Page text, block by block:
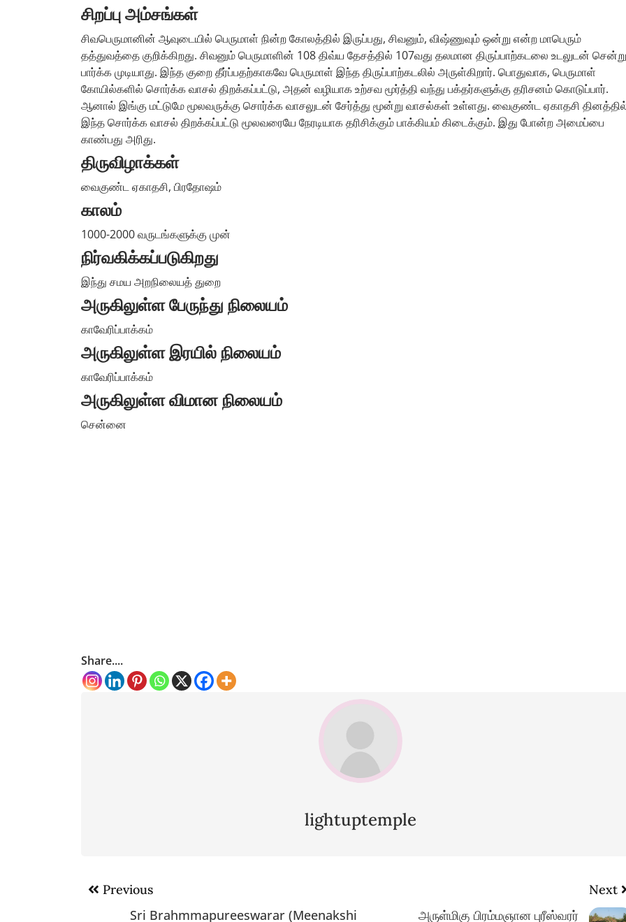
சிறப்பு அம்சங்கள்
சிவபெருமானின் ஆவுடையில் பெருமாள் நின்ற கோலத்தில் இருப்பது, சிவனும், விஷ்ணுவும் ஒன்று என்ற மாபெரும்
தத்துவத்தை குறிக்கிறது. சிவனும் பெருமாளின் 108 திவ்ய தேசத்தில் 107வது தலமான திருப்பாற்கடலை உடலுடன் சென்று
பார்க்க முடியாது. இந்த குறை தீர்ப்பதற்காகவே பெருமாள் இந்த திருப்பாற்கடலில் அருள்கிறார். பொதுவாக, பெருமாள்
கோயில்களில் சொர்க்க வாசல் திறக்கப்பட்டு, அதன் வழியாக உற்சவ மூர்த்தி வந்து பக்தர்களுக்கு தரிசனம் கொடுப்பார்.
ஆனால் இங்கு மட்டுமே மூலவருக்கு சொர்க்க வாசலுடன் சேர்த்து மூன்று வாசல்கள் உள்ளது. வைகுண்ட ஏகாதசி
இந்த சொர்க்க வாசல் திறக்கப்பட்டு மூலவரையே நேரடியாக தரிசிக்கும் பாக்கியம் கிடைக்கும். இது போன்ற அமைப்பை
காண்பது அரிது.
திருவிழாக்கள்
வைகுண்ட ஏகாதசி, பிரதோஷம்
காலம்
1000-2000 வருடங்களுக்கு முன்
நிர்வகிக்கப்படுகிறது
இந்து சமய அறநிலையத் துறை
அருகிலுள்ள பேருந்து நிலையம்
காவேரிப்பாக்கம்
அருகிலுள்ள இரயில் நிலையம்
காவேரிப்பாக்கம்
அருகிலுள்ள விமான நிலையம்
சென்னை
Share....
lightuptemple
Post
navigation
Previous
Sri Brahmmapureeswarar (Meenakshi
Next
அருள்மிகு பிரம்மஞான புரீஸ்வரர்